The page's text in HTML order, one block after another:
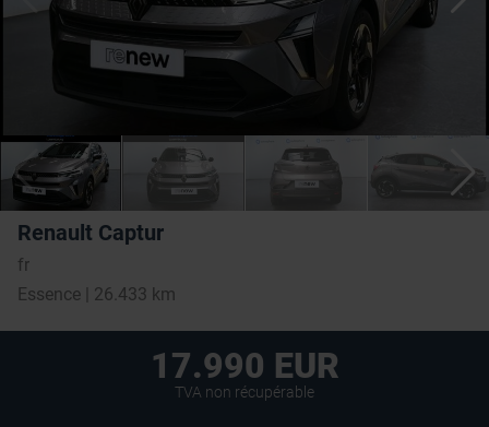
Renault Captur
fr
Essence | 26.433 km
17.990 EUR
TVA non récupérable